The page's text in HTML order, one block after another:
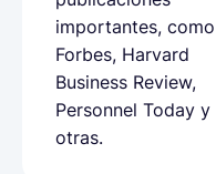
importantes, como
Forbes, Harvard
Business Review,
Personnel Today y
otras.